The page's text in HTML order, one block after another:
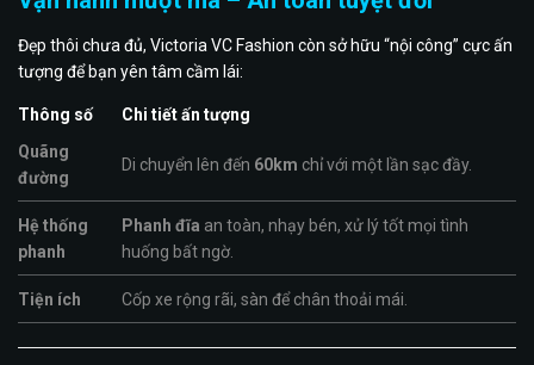
Đẹp thôi chưa đủ, Victoria VC Fashion còn sở hữu “nội công” cực ấn
tượng để bạn yên tâm cầm lái:
Thông số
Chi tiết ấn tượng
Quãng
đường
Di chuyển lên đến 60km chỉ với một lần sạc đầy.
Hệ thống
phanh
Phanh đĩa an toàn, nhạy bén, xử lý tốt mọi tình
huống bất ngờ.
Tiện ích Cốp xe rộng rãi, sàn để chân thoải mái.